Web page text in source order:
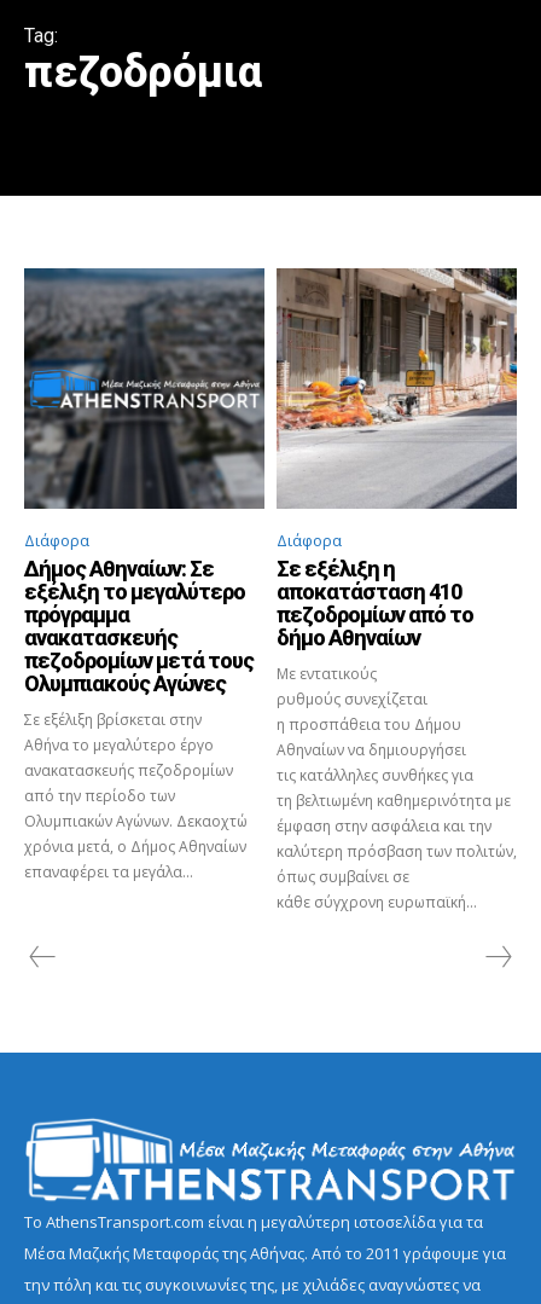
Tag:
πεζοδρόμια
Διάφορα
Δήμος Αθηναίων: Σε
εξέλιξη το μεγαλύτερο
πρόγραμμα
ανακατασκευής
πεζοδρομίων μετά τους
Ολυμπιακούς Αγώνες
Σε εξέλιξη βρίσκεται στην
Αθήνα το μεγαλύτερο έργο
ανακατασκευής πεζοδρομίων
από την περίοδο των
Ολυμπιακών Αγώνων. Δεκαοχτώ
χρόνια μετά, ο Δήμος Αθηναίων
επαναφέρει τα μεγάλα...
Διάφορα
Σε εξέλιξη η
αποκατάσταση 410
πεζοδρομίων από το
δήμο Αθηναίων
Με εντατικούς
ρυθμούς συνεχίζεται
η προσπάθεια του Δήμου
Αθηναίων να δημιουργήσει
τις κατάλληλες συνθήκες για
τη βελτιωμένη καθημερινότητα με
έμφαση στην ασφάλεια και την
καλύτερη πρόσβαση των πολιτών,
όπως συμβαίνει σε
κάθε σύγχρονη ευρωπαϊκή...
Το AthensTransport.com είναι η μεγαλύτερη ιστοσελίδα για τα
Μέσα Μαζικής Μεταφοράς της Αθήνας. Από το 2011 γράφουμε για
την πόλη και τις συγκοινωνίες της, με χιλιάδες αναγνώστες να